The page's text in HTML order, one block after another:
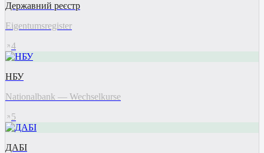
Державний реєстр
Eigentumsregister
4
НБУ
Nationalbank — Wechselkurse
5
ДАБІ